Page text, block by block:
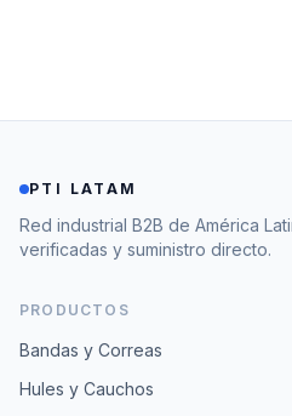
PTI LATAM
Red industrial B2B de América
verificadas y suministro directo.
PRODUCTOS
Bandas y Correas
Hules y Cauchos